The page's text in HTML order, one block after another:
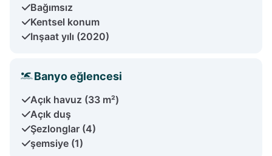
Bağımsız
Kentsel konum
Inşaat yılı (2020)
Banyo eğlencesi
Açık havuz (33 m²)
Açık duş
Şezlonglar (4)
şemsiye (1)